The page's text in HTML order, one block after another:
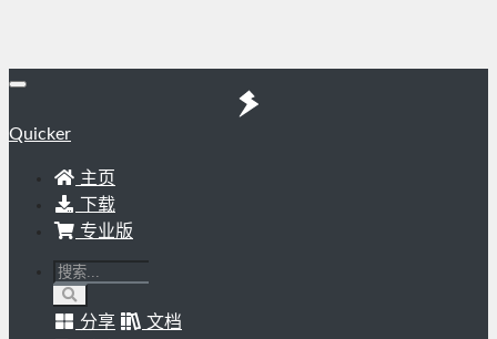
Quicker
主页
下载
专业版
分享
文档